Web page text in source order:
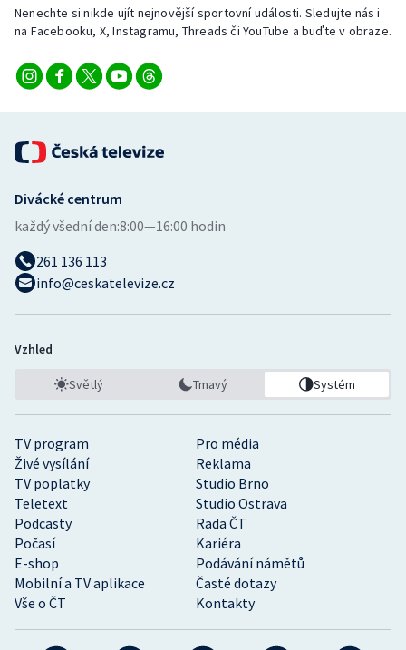
Judo
Lyže a snowboard
Motorsport
Olympijské hry
Parasport
Plavání
Ragby
Rychlobruslení
Rychlostní kanoistika
Short track
Nenechte si nikde ujít nejnovější sportovní události. Sledujte nás i
na Facebooku, X, Instagramu, Threads či YouTube a buďte v obraze.
TV program
Pro média
Živé vysílání
Reklama
TV poplatky
Studio Brno
Teletext
Studio Ostrava
Podcasty
Rada ČT
Počasí
Kariéra
E-shop
Podávání námětů
Mobilní a TV aplikace
Časté dotazy
Vše o ČT
Kontakty
Divácké centrum
každý všední den:8:00—16:00 hodin
261 136 113
info@ceskatelevize.cz
Vzhled
Světlý Tmavý Systém